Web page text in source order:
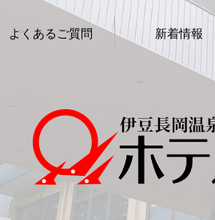
よくあるご質問 新着情報